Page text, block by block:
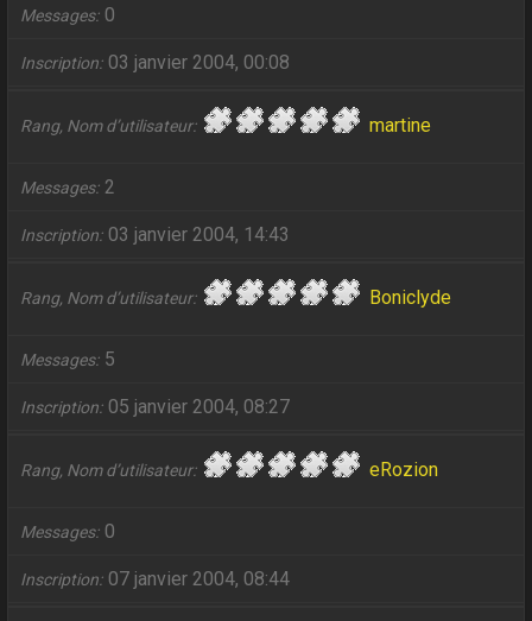
Messages 0
Inscription 03 janvier 2004, 00:08
Rang, Nom d’utilisateur martine
Messages 2
Inscription 03 janvier 2004, 14:43
Rang, Nom d’utilisateur Boniclyde
Messages 5
Inscription 05 janvier 2004, 08:27
Rang, Nom d’utilisateur eRozion
Messages 0
Inscription 07 janvier 2004, 08:44